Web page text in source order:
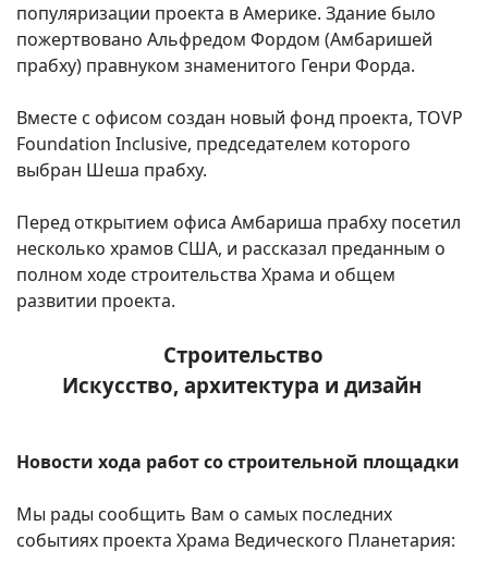
популяризации проекта в Америке. Здание было
пожертвовано Альфредом Фордом (Амбаришей
прабху) правнуком знаменитого Генри Форда.
Вместе с офисом создан новый фонд проекта, TOVP
Foundation Inclusive, председателем которого
выбран Шеша прабху.
Перед открытием офиса Амбариша прабху посетил
несколько храмов США, и рассказал преданным о
полном ходе строительства Храма и общем
развитии проекта.
Строительство
Искусство, архитектура и дизайн
Новости хода работ со строительной площадки
Мы рады сообщить Вам о самых последних
событиях проекта Храма Ведического Планетария: